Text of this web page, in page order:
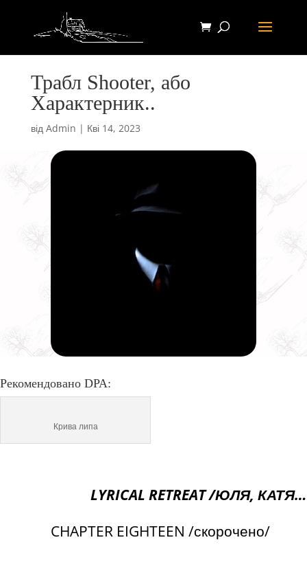
Трабл Shooter, або
Характерник..
від Admin | Кві 14, 2023
Рекомендовано DPA:
Крива липа
LYRICAL RETREAT /ЮЛЯ, КАТЯ…
CHAPTER EIGHTEEN /скорочено/